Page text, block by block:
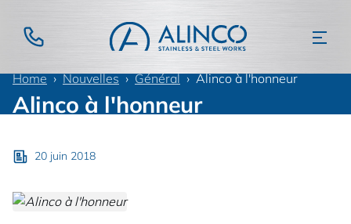
Home Nouvelles Général Alinco à l'honneur
Alinco à l'honneur
20 juin 2018